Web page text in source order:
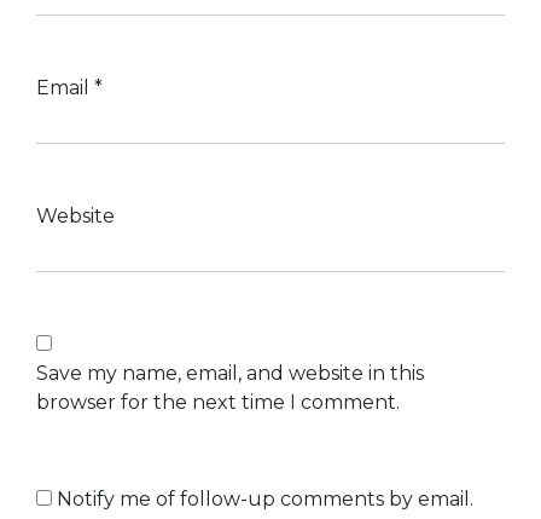
Email *
Website
Save my name, email, and website in this
browser for the next time I comment.
Notify me of follow-up comments by email.